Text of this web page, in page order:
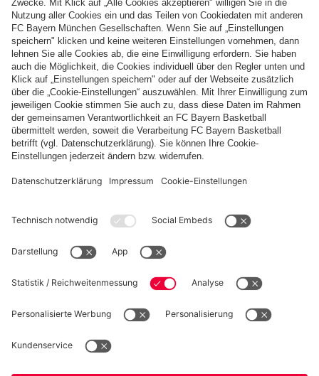
Zahlung & Lieferung
FC Bayern Store App
WIDERRUF
Datenschutz
Cookie Details
Preise inklusive MwSt. und zzgl. Versandkosten
Ja,Deutschland, um dorthin zu liefern!